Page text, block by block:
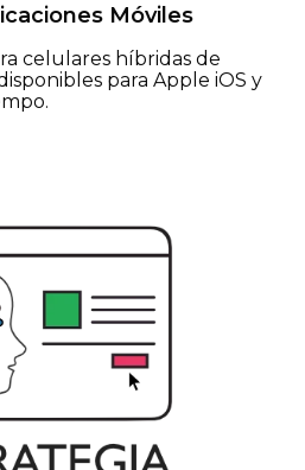
Móviles
celulares híbridas de
para Apple iOS y